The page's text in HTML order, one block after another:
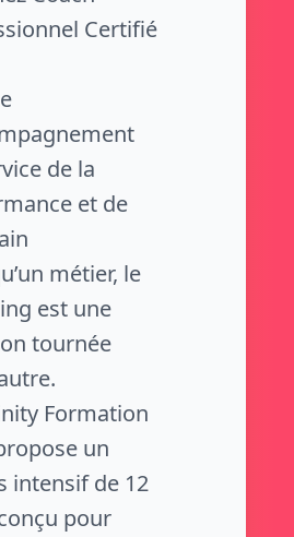
Certifié
de la
et de
métier, le
est une
tournée
Formation
un
intensif de 12
pour